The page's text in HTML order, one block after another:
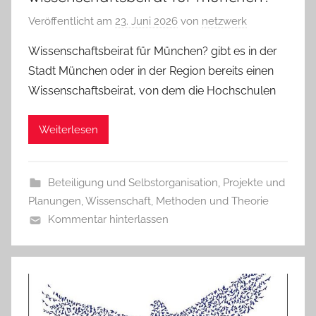
Veröffentlicht am 23. Juni 2026 von netzwerk
Wissenschaftsbeirat für München? gibt es in der
Stadt München oder in der Region bereits einen
Wissenschaftsbeirat, von dem die Hochschulen
Weiterlesen
Beteiligung und Selbstorganisation, Projekte und
Planungen,Wissenschaft, Methoden und Theorie
Kommentar hinterlassen